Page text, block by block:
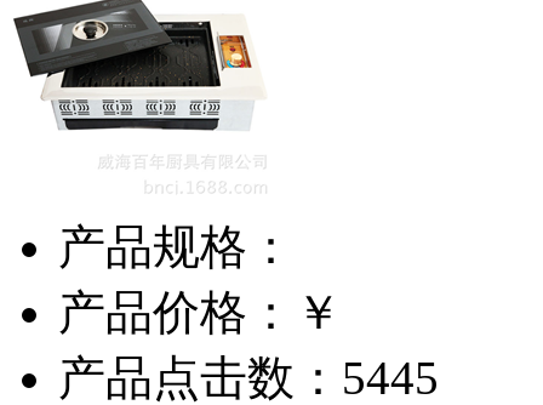
产品规格：
产品价格：￥
产品点击数：5445